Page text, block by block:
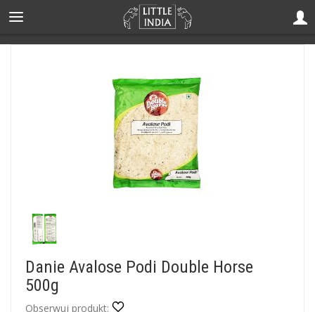
Danie Avalose Podi Double Horse
500g
Obserwuj produkt: